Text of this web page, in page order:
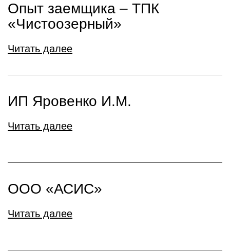
Опыт заемщика – ТПК
«Чистоозерный»
Читать далее
ИП Яровенко И.М.
Читать далее
ООО «АСИС»
Читать далее